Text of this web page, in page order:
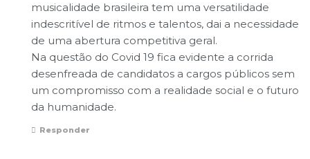
musicalidade brasileira tem uma versatilidade
indescritível de ritmos e talentos, dai a necessidade
de uma abertura competitiva geral.
Na questão do Covid 19 fica evidente a corrida
desenfreada de candidatos a cargos públicos sem
um compromisso com a realidade social e o futuro
da humanidade.
Responder